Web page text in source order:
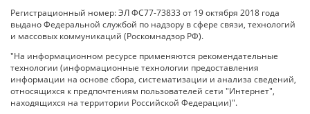
Регистрационный номер: ЭЛ ФС77-73833 от 19 октября 2018 года
выдано Федеральной службой по надзору в сфере связи, технологий
и массовых коммуникаций (Роскомнадзор РФ).
"На информационном ресурсе применяются рекомендательные
технологии (информационные технологии предоставления
информации на основе сбора, систематизации и анализа сведений,
относящихся к предпочтениям пользователей сети "Интернет",
находящихся на территории Российской Федерации)".